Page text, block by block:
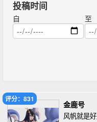
投稿时间
自 至
评分：831
金鹿号
风帆就是